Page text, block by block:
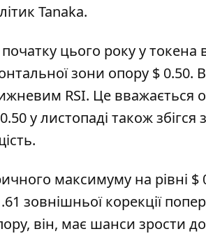
Tanaka.
цього року у токена
зони опору $ 0.50.
RSI. Це вважається
у листопаді також збігся
максимуму на рівні $
зовнішньої корекції
він, має шанси зрости